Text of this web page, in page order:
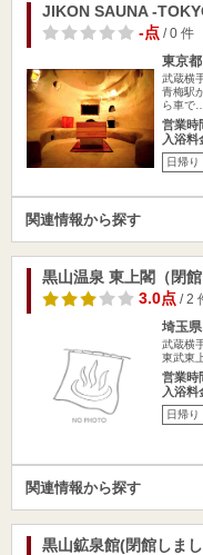
JIKON SAUNA -
-点/ 0 件
東京
武蔵横
青梅駅
ら車で…
営業時
入浴料
日帰り
関連情報から探す
黒山温泉 東上閣（閉館
3.0点/ 2
埼玉
武蔵横
東武東
営業時
入浴料
日帰り
関連情報から探す
黒山鉱泉館(閉館しま